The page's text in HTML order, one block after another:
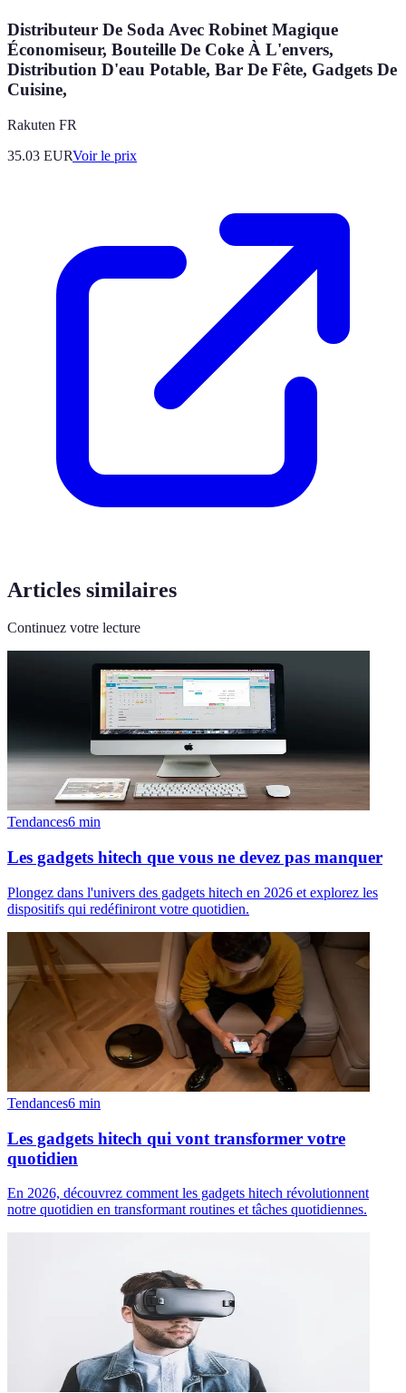
Distributeur De Soda Avec Robinet Magique
Économiseur, Bouteille De Coke À L'envers,
Distribution D'eau Potable, Bar De Fête, Gadgets De
Cuisine,
Rakuten FR
35.03 EURVoir le prix
Articles similaires
Continuez votre lecture
Tendances6 min
Les gadgets hitech que vous ne devez pas manquer
Plongez dans l'univers des gadgets hitech en 2026 et explorez les
dispositifs qui redéfiniront votre quotidien.
Tendances6 min
Les gadgets hitech qui vont transformer votre
quotidien
En 2026, découvrez comment les gadgets hitech révolutionnent
notre quotidien en transformant routines et tâches quotidiennes.